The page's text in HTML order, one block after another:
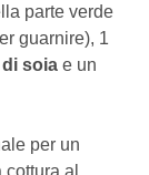
parte verde
guarnire), 1
soia e un
per un
al